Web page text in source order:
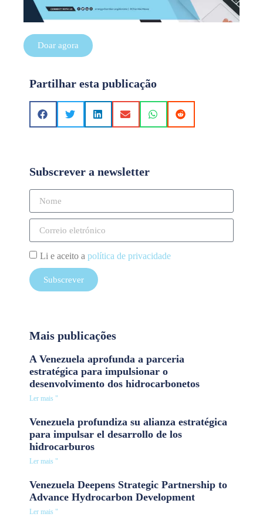
Doar agora
Partilhar esta publicação
Subscrever a newsletter
Li e aceito a política de privacidade
Subscrever
Mais publicações
A Venezuela aprofunda a parceria
estratégica para impulsionar o
desenvolvimento dos hidrocarbonetos
Ler mais "
Venezuela profundiza su alianza estratégica
para impulsar el desarrollo de los
hidrocarburos
Ler mais "
Venezuela Deepens Strategic Partnership to
Advance Hydrocarbon Development
Ler mais "